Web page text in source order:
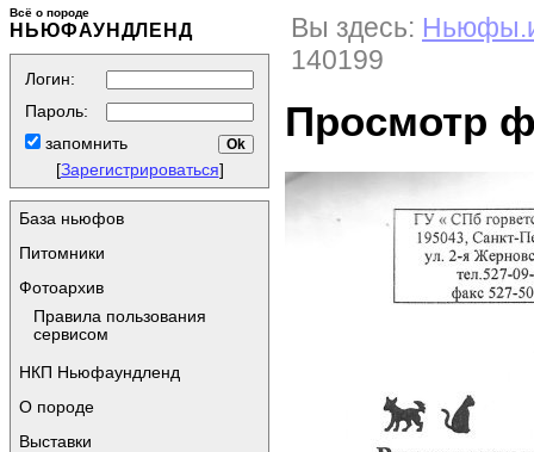
Всё о породе
НЬЮФАУНДЛЕНД
Логин:
Пароль:
запомнить
[Зарегистрироваться]
База ньюфов
Питомники
Фотоархив
Правила пользования
сервисом
НКП Ньюфаундленд
О породе
Выставки
Вы здесь:
140199
Просмотр